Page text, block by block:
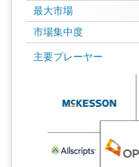
最大市場
市場集中度
主要プレーヤー
画像 © Mordor Intelligence